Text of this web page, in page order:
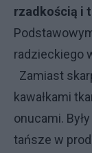
rzadkością i
radzieckiego
Zamiast
kawałkami
onucami.
tańsze w